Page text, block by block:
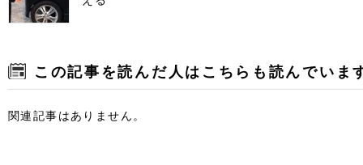
この記事を読んだ人はこちらも読んでいま
関連記事はありません。